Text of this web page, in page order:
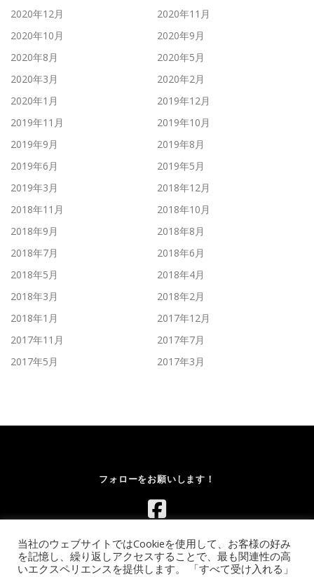
2020年12月
2020年11月
2020年10月
2020年9月
2020年8月
2020年5月
2020年3月
2020年2月
2020年1月
2019年12月
2019年11月
2019年10月
2019年9月
2019年8月
2019年6月
2019年5月
2019年3月
2018年12月
2018年11月
2018年10月
2018年9月
2018年8月
2018年7月
2018年6月
2018年5月
2018年4月
2018年3月
2018年2月
2018年1月
2017年12月
2017年11月
2017年7月
2017年5月
2017年3月
フォローをお願いします！
当社のウェブサイトではCookieを使用して、お客様の好み
を記憶し、繰り返しアクセスすることで、最も関連性の高
いエクスペリエンスを提供します。 「すべて受け入れる」